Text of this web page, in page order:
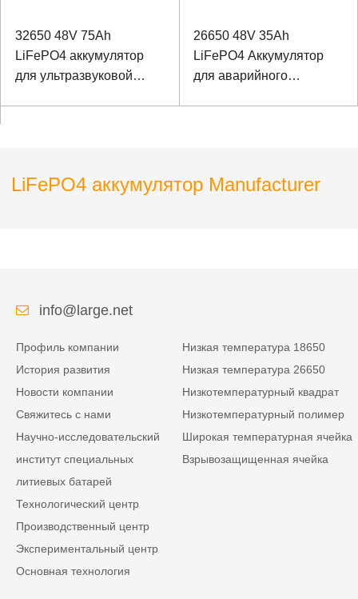
32650 48V 75Ah
LiFePO4 аккумулятор
для ультразвуковой
26650 48V 35Ah
LiFePO4 Аккумулятор
для аварийного
LiFePO4 аккумулятор Manufacturer
info@large.net
Профиль компании
История развития
Новости компании
Свяжитесь с нами
Научно-исследовательский
институт специальных
литиевых батарей
Технологический центр
Производственный центр
Экспериментальный центр
Основная технология
Низкая температура 18650
Низкая температура 26650
Низкотемпературный квадрат
Низкотемпературный полимер
Широкая температурная ячейка
Взрывозащищенная ячейка